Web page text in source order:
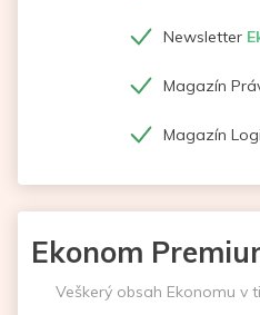
Newsletter
Magazín
Magazín
Ekonom
Veškerý obsah Ekonomu v